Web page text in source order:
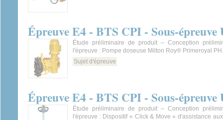
Épreuve E4 - BTS CPI - Sous-
Étude préliminaire de produit – Conception
l'épreuve : Pompe doseuse Milton Roy® Primeroyal PH.
Sujet d'épreuve
Épreuve E4 - BTS CPI - Sous-
Étude préliminaire de produit – Conception
l'épreuve : Dispositif « Click & Move » d'assistance